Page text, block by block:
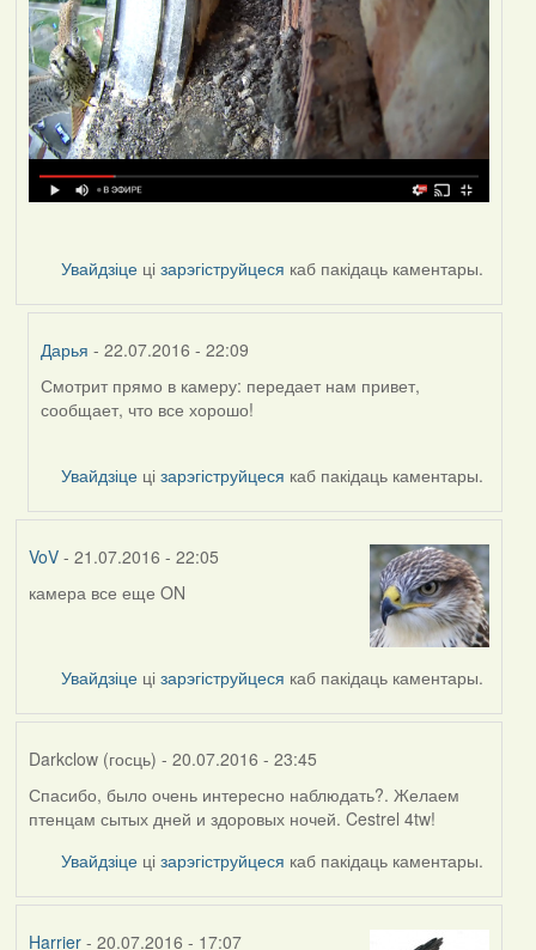
Увайдзіце цізарэгіструйцеся каб пакідаць каментары.
Дарья - 22.07.2016 - 22:09
In
reply
Смотрит прямо в камеру: передает нам привет,
сообщает, что все хорошо!
Увайдзіце цізарэгіструйцеся каб пакідаць каментары.
VoV- 21.07.2016 - 22:05
камера все еще ON
Увайдзіце цізарэгіструйцеся каб пакідаць каментары.
Darkclow (госць) - 20.07.2016 - 23:45
Спасибо, было очень интересно наблюдать?. Желаем
птенцам сытых дней и здоровых ночей. Cestrel 4tw!
Увайдзіце цізарэгіструйцеся каб пакідаць каментары.
Harrier- 20.07.2016 - 17:07